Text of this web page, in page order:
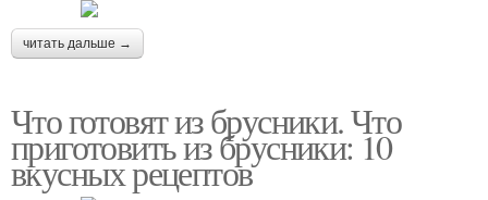
читать дальше →
Что готовят из брусники. Что
приготовить из брусники: 10
вкусных рецептов